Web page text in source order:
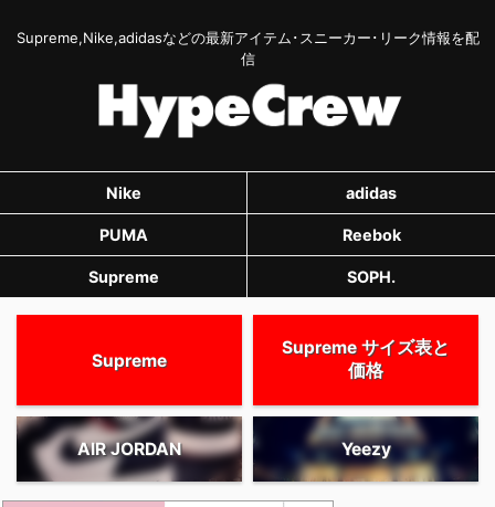
Supreme,Nike,adidasなどの最新アイテム･スニーカー･リーク情報を配
信
Nike adidas
PUMA Reebok
Supreme SOPH.
Supreme
Supreme サイズ表と
価格
AIR JORDAN Yeezy